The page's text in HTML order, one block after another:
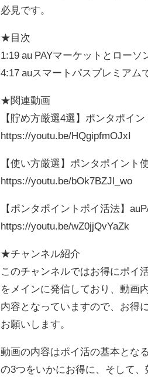
必見です。
★目次
1:19 au PAYマーケットとローソ
4:17 auスマートパスプレミアム
★関連動画
【貯め方厳選4選】ポンタポイ
https://youtu.be/HQgipfmOJxI
【使い方厳選】ポンタポイント
https://youtu.be/bOk7BZJl_wo
【ポンタポイントポイ活法】
https://youtu.be/wZ0jjQvYaZk
★チャンネル紹介
このチャンネルではお得にポイ
をメインに発信しており、動画
内容となっていますので、お得
お願いします。
動画の内容はポイ活の基本とな
の3つをいかにお得に、そして